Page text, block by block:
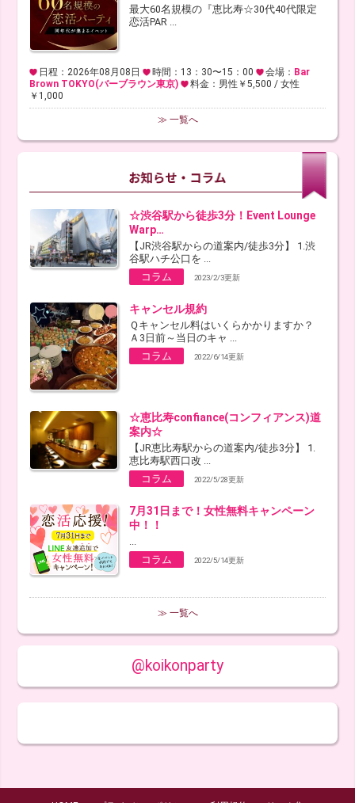
最大60名規模の『恵比寿☆30代40代限定
恋活PAR ...
日程：2026年08月08日 時間：13：30〜15：00 会場： Bar
Brown TOKYO(バーブラウン東京)
料金：男性￥5,500 / 女性
￥1,000
≫ 一覧へ
☆渋谷駅から徒歩3分！Event Lounge
Warp…
【JR渋谷駅からの道案内/徒歩3分】 1.渋
谷駅ハチ公口を ...
コラム
2023/2/3更新
キャンセル規約
Ｑキャンセル料はいくらかかりますか？
Ａ3日前～当日のキャ ...
コラム
2022/6/14更新
☆恵比寿confiance(コンフィアンス)道
案内☆
【JR恵比寿駅からの道案内/徒歩3分】 1.
恵比寿駅西口改 ...
コラム
2022/5/28更新
7月31日まで！女性無料キャンペーン
中！！
コラム
2022/5/14更新
≫ 一覧へ
@koikonparty